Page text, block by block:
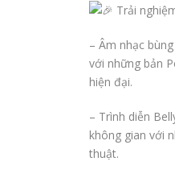
Trải
– Âm nhạc
với những bản
hiện đại.
– Trình diễn
không gian với
thuật.